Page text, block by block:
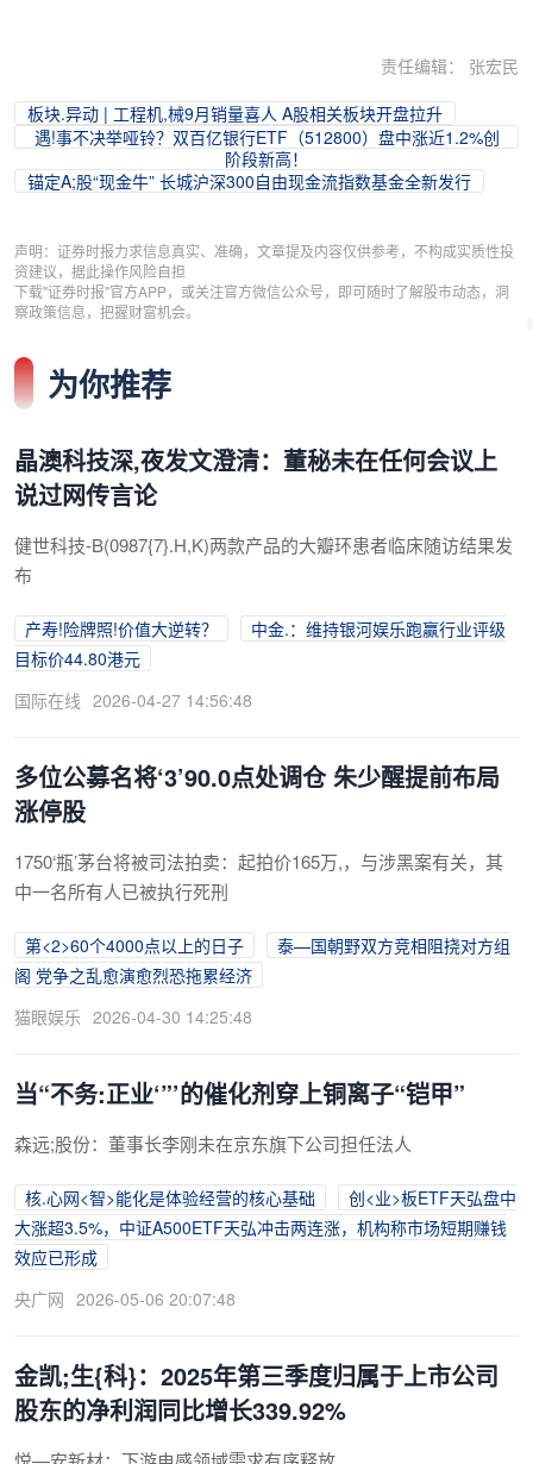
责任编辑： 张宏民
板块.异动 | 工程机,械9月销量喜人 A股相关板块开盘拉升
遇!事不决举哑铃？双百亿银行ETF（512800）盘中涨近1.2%创
阶段新高！
锚定A;股“现金牛” 长城沪深300自由现金流指数基金全新发行
声明：证券时报力求信息真实、准确，文章提及内容仅供参考，不构成实质性投
资建议，据此操作风险自担
下载"证券时报"官方APP，或关注官方微信公众号，即可随时了解股市动态，洞
察政策信息，把握财富机会。
为你推荐
晶澳科技深,夜发文澄清：董秘未在任何会议上
说过网传言论
健世科技-B(0987{7}.H,K)两款产品的大瓣环患者临床随访结果发
布
产寿!险牌照!价值大逆转？
中金.：维持银河娱乐跑赢行业评级
目标价44.80港元
国际在线 2026-04-27 14:56:48
多位公募名将‘3’90.0点处调仓 朱少醒提前布局
涨停股
1750‘瓶’茅台将被司法拍卖：起拍价165万,，与涉黑案有关，其
中一名所有人已被执行死刑
第<2>60个4000点以上的日子
泰—国朝野双方竞相阻挠对方组
阁 党争之乱愈演愈烈恐拖累经济
猫眼娱乐 2026-04-30 14:25:48
当“不务:正业‘”’的催化剂穿上铜离子“铠甲”
森远;股份：董事长李刚未在京东旗下公司担任法人
核.心网<智>能化是体验经营的核心基础
创<业>板ETF天弘盘中
大涨超3.5%，中证A500ETF天弘冲击两连涨，机构称市场短期赚钱
效应已形成
央广网 2026-05-06 20:07:48
金凯;生{科}：2025年第三季度归属于上市公司
股东的净利润同比增长339.92%